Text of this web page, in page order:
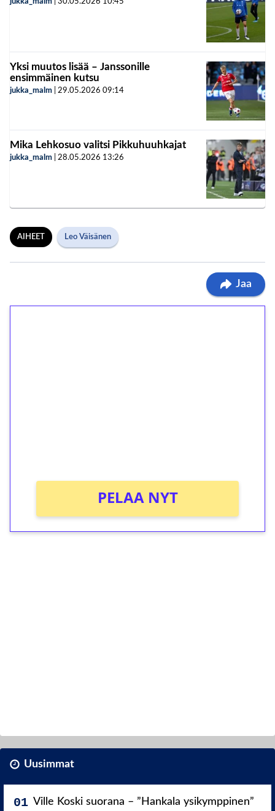
Yksi muutos lisää – Janssonille
ensimmäinen kutsu
jukka_malm 29.05.2026 09:14
Mika Lehkosuo valitsi Pikkuhuuhkajat
jukka_malm 28.05.2026 13:26
AIHEET Leo Väisänen
Jaa
PELAA NYT
Uusimmat
Ville Koski suorana – ”Hankala ysikymppinen”